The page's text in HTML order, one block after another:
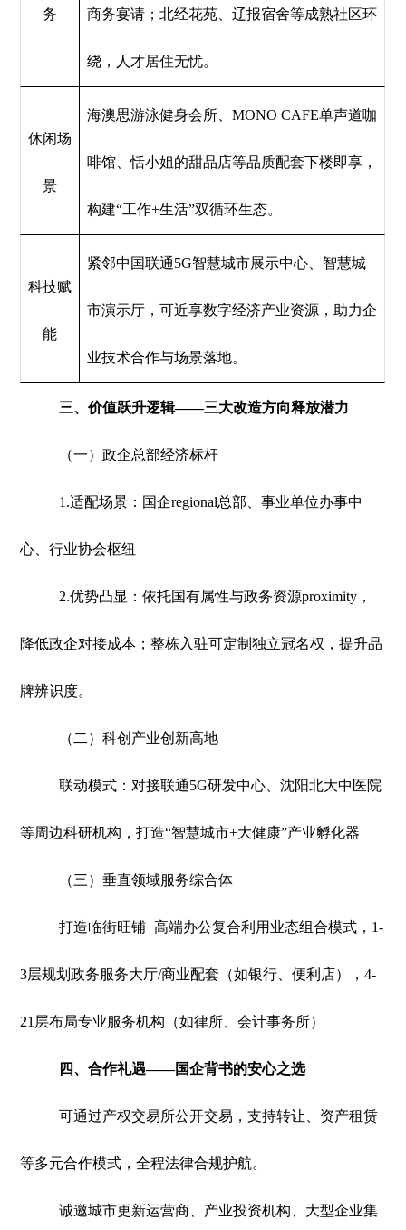
务 商务宴请；北经花苑、辽报宿舍等成熟社区环
绕，人才居住无忧。
休闲场
景
海澳思游泳健身会所、MONO CAFE单声道咖
啡馆、恬小姐的甜品店等品质配套下楼即享，
构建“工作+生活”双循环生态。
科技赋
能
紧邻中国联通5G智慧城市展示中心、智慧城
市演示厅，可近享数字经济产业资源，助力企
业技术合作与场景落地。
三、价值跃升逻辑——三大改造方向释放潜力
（一）政企总部经济标杆
1.适配场景：国企regional总部、事业单位办事中
心、行业协会枢纽
2.优势凸显：依托国有属性与政务资源proximity，
降低政企对接成本；整栋入驻可定制独立冠名权，提升品
牌辨识度。
（二）科创产业创新高地
联动模式：对接联通5G研发中心、沈阳北大中医院
等周边科研机构，打造“智慧城市+大健康”产业孵化器
（三）垂直领域服务综合体
打造临街旺铺+高端办公复合利用业态组合模式，1-
3层规划政务服务大厅/商业配套（如银行、便利店），4-
21层布局专业服务机构（如律所、会计事务所）
四、合作礼遇——国企背书的安心之选
可通过产权交易所公开交易，支持转让、资产租赁
等多元合作模式，全程法律合规护航。
诚邀城市更新运营商、产业投资机构、大型企业集